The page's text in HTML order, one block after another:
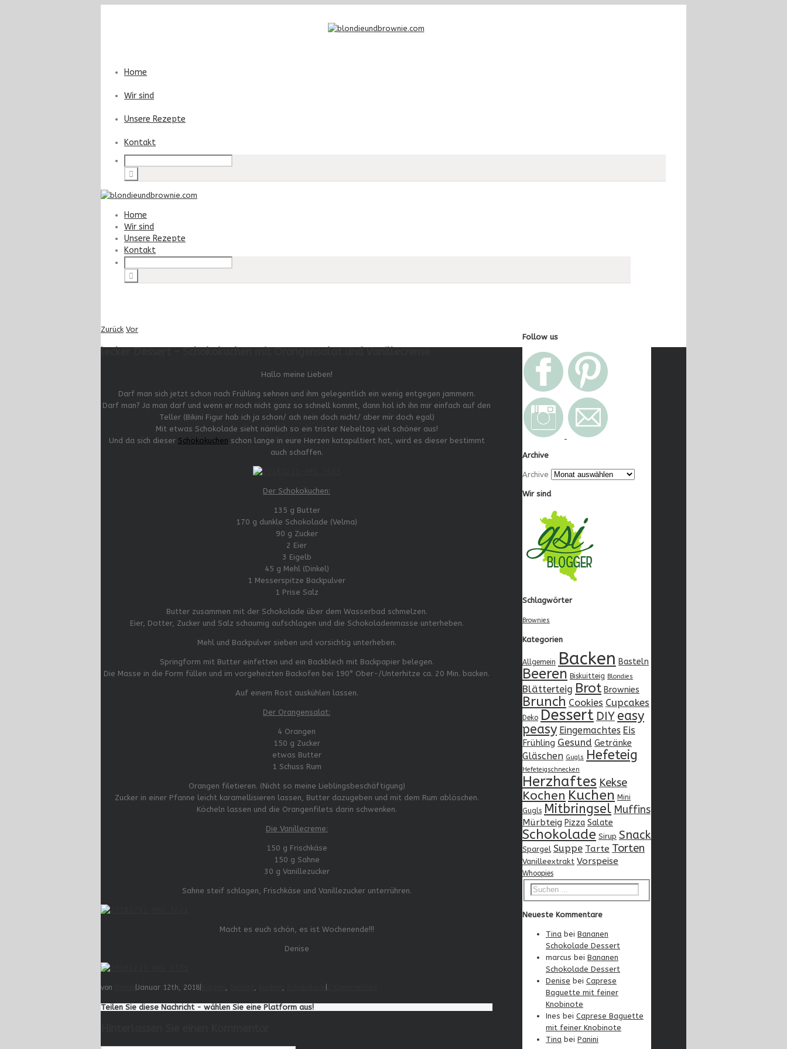
Home
Wir sind
Unsere Rezepte
Kontakt
Home
Wir sind
Unsere Rezepte
Kontakt
Zurück Vor
Hallo meine Lieben!
Darf man sich jetzt schon nach Frühling sehnen und ihm gelegentlich ein wenig entgegen jammern.
Darf man? Ja man darf und wenn er noch nicht ganz so schnell kommt, dann hol ich ihn mir einfach auf den
Teller (Bikini Figur hab ich ja schon/ ach nein doch nicht/ aber mir doch egal)
Mit etwas Schokolade sieht nämlich so ein trister Nebeltag viel schöner aus!
Und da sich dieser Schokokuchen schon lange in eure Herzen katapultiert hat, wird es dieser bestimmt
auch schaffen.
Der Schokokuchen:
135 g Butter
170 g dunkle Schokolade (Velma)
90 g Zucker
2 Eier
3 Eigelb
45 g Mehl (Dinkel)
1 Messerspitze Backpulver
1 Prise Salz
Butter zusammen mit der Schokolade über dem Wasserbad schmelzen.
Eier, Dotter, Zucker und Salz schaumig aufschlagen und die Schokoladenmasse unterheben.
Mehl und Backpulver sieben und vorsichtig unterheben.
Springform mit Butter einfetten und ein Backblech mit Backpapier belegen.
Die Masse in die Form füllen und im vorgeheizten Backofen bei 190° Ober-/Unterhitze ca. 20 Min. backen.
Auf einem Rost auskühlen lassen.
Der Orangensalat:
4 Orangen
150 g Zucker
etwas Butter
1 Schuss Rum
Orangen filetieren. (Nicht so meine Lieblingsbeschäftigung)
Zucker in einer Pfanne leicht karamellisieren lassen, Butter dazugeben und mit dem Rum ablöschen.
Köcheln lassen und die Orangenfilets darin schwenken.
Die Vanillecreme:
150 g Frischkäse
150 g Sahne
30 g Vanillezucker
Sahne steif schlagen, Frischkäse und Vanillezucker unterrühren.
Macht es euch schön, es ist Wochenende!!!
Denise
von Januar 12th, 2018 , , ,
Teilen Sie diese Nachricht - wählen Sie eine Platform aus!
Follow us
Archive
Archive
Wir sind
Schlagwörter
Brownies
Kategorien
Allgemein Backen Basteln
Beeren Biskuitteig Blondies
Blätterteig Brot Brownies
Brunch Cookies Cupcakes
Deko Dessert DIY easy
peasy Eingemachtes Eis
Frühling Gesund Getränke
Gläschen Gugls Hefeteig
Hefeteigschnecken
Herzhaftes Kekse
Kochen Kuchen Mini
Gugls Mitbringsel Muffins
Mürbteig Pizza Salate
Schokolade Sirup Snack
Spargel Suppe Tarte Torten
Vanilleextrakt Vorspeise
Whoopies
Neueste Kommentare
Tina bei Bananen
Schokolade Dessert
marcus bei Bananen
Schokolade Dessert
Denise bei Caprese
Baguette mit feiner
Knobinote
Ines bei Caprese Baguette
mit feiner Knobinote
Tina bei Panini